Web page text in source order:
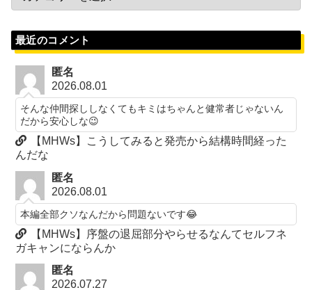
最近のコメント
匿名
2026.08.01
そんな仲間探ししなくてもキミはちゃんと健常者じゃないん
だから安心しな😉
【MHWs】こうしてみると発売から結構時間経った
んだな
匿名
2026.08.01
本編全部クソなんだから問題ないです😂
【MHWs】序盤の退屈部分やらせるなんてセルフネ
ガキャンにならんか
匿名
2026.07.27